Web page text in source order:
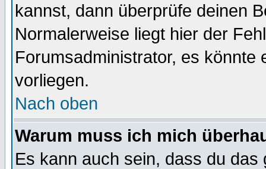
kannst, dann überprüfe deinen
Normalerweise liegt hier der
Forumsadministrator, es könnte
vorliegen.
Nach oben
Warum muss ich mich
Es kann auch sein, dass du